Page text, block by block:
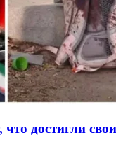
достигли